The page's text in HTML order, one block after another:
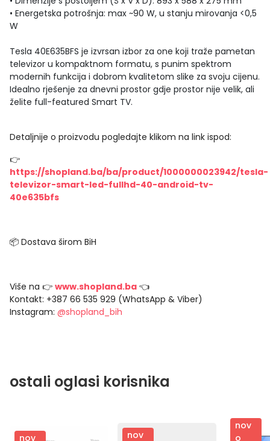
• Energetska potrošnja: max ~90 W, u stanju mirovanja <0,5
W
Tesla 40E635BFS je izvrsan izbor za one koji traže pametan
televizor u kompaktnom formatu, s punim spektrom
modernih funkcija i dobrom kvalitetom slike za svoju cijenu.
Idealno rješenje za dnevni prostor gdje prostor nije velik, ali
želite full-featured Smart TV.
Detaljnije o proizvodu pogledajte klikom na link ispod:
👉
https://shopland.ba/ba/product/1000000023942/tesla-
televizor-smart-led-fullhd-40-android-tv-
40e635bfs
📦 Dostava širom BiH
Više na 👉 www.shopland.ba 👈
Kontakt: +387 66 535 929 (WhatsApp & Viber)
Instagram: @shopland_bih
ostali oglasi korisnika
nov
nov
nov
o